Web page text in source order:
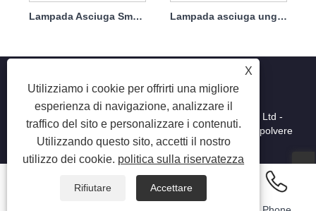
Lampada Asciuga Smalto Ricaricabile 72w Lampada asciuga unghie ricaricabile 66w
X
Utilizziamo i cookie per offrirti una migliore
esperienza di navigazione, analizzare il
traffico del sito e personalizzare i contenuti.
Utilizzando questo sito, accetti il ​​nostro
utilizzo dei cookie. politica sulla riservatezza
Rifiutare Accettare
Copyright © 2025 Shenzhen Ruina Optoelectronic Co., Ltd -
Lampada per unghie, trapano per unghie, collettore di polvere
per unghie - Tutti i diritti riservati.